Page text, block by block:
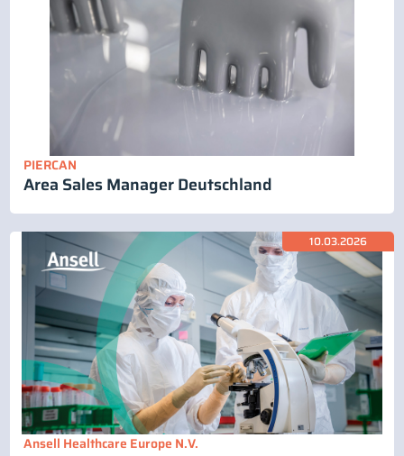
PIERCAN
Area Sales Manager Deutschland
10.03.2026
Ansell Healthcare Europe N.V.